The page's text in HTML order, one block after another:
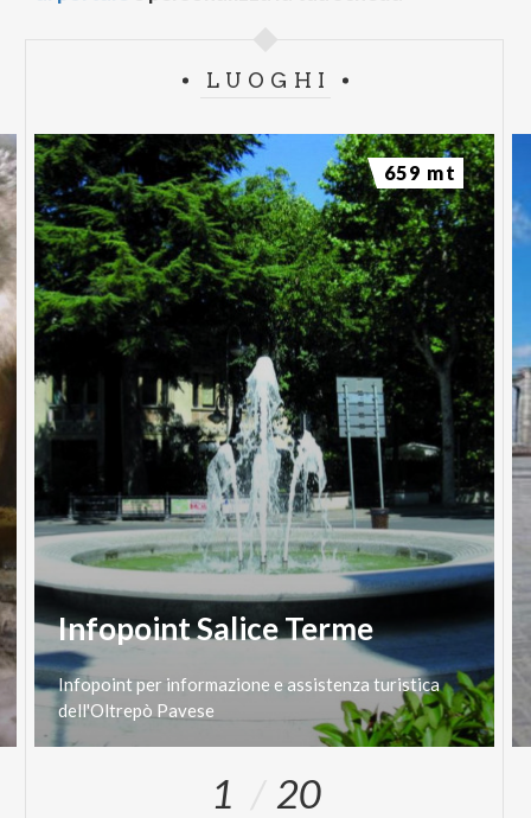
LUOGHI
Infopoint Salice Terme
Infopointper informazione e assistenza turistica
dell'Oltrepò Pavese
659 mt
1 20